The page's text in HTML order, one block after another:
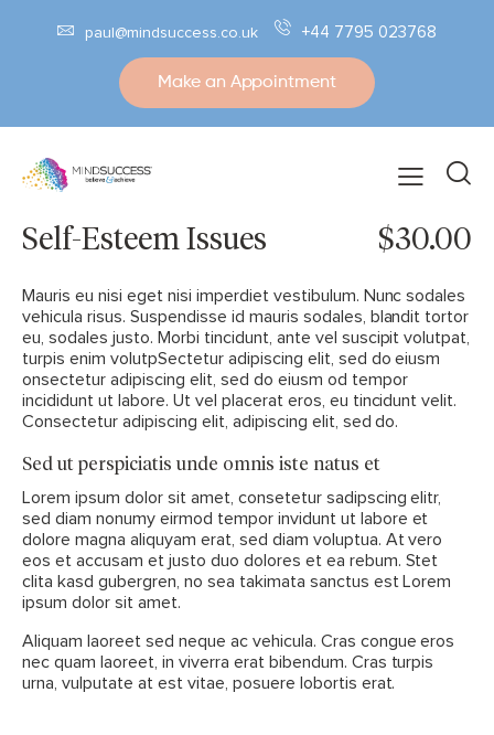
paul@mindsuccess.co.uk +44 7795 023768
Make an Appointment
Self-Esteem Issues $30.00
Mauris eu nisi eget nisi imperdiet vestibulum. Nunc sodales
vehicula risus. Suspendisse id mauris sodales, blandit tortor
eu, sodales justo. Morbi tincidunt, ante vel suscipit volutpat,
turpis enim volutpSectetur adipiscing elit, sed do eiusm
onsectetur adipiscing elit, sed do eiusm od tempor
incididunt ut labore. Ut vel placerat eros, eu tincidunt velit.
Consectetur adipiscing elit, adipiscing elit, sed do.
Sed ut perspiciatis unde omnis iste natus et
Lorem ipsum dolor sit amet, consetetur sadipscing elitr,
sed diam nonumy eirmod tempor invidunt ut labore et
dolore magna aliquyam erat, sed diam voluptua. At vero
eos et accusam et justo duo dolores et ea rebum. Stet
clita kasd gubergren, no sea takimata sanctus est Lorem
ipsum dolor sit amet.
Aliquam laoreet sed neque ac vehicula. Cras congue eros
nec quam laoreet, in viverra erat bibendum. Cras turpis
urna, vulputate at est vitae, posuere lobortis erat.